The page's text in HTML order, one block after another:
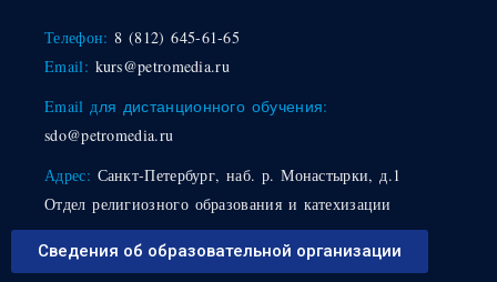
Телефон: 8 (812) 645-61-65
Email: kurs@petromedia.ru
Email для дистанционного обучения:
sdo@petromedia.ru
Адрес: Санкт-Петербург, наб. р. Монастырки, д.1
Отдел религиозного образования и катехизации
Сведения об образовательной организации